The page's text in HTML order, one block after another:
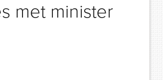
met minister